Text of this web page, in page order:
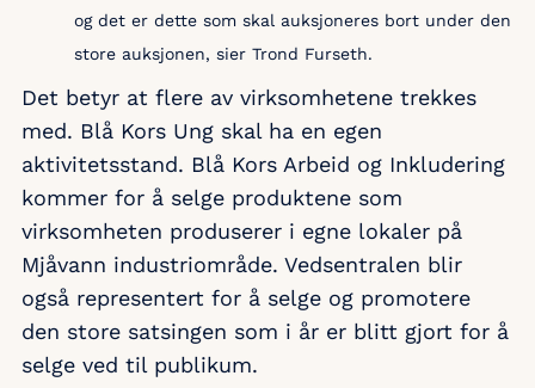
og det er dette som skal auksjoneres bort under den
store auksjonen, sier Trond Furseth.
Det betyr at flere av virksomhetene trekkes
med. Blå Kors Ung skal ha en egen
aktivitetsstand. Blå Kors Arbeid og Inkludering
kommer for å selge produktene som
virksomheten produserer i egne lokaler på
Mjåvann industriområde. Vedsentralen blir
også representert for å selge og promotere
den store satsingen som i år er blitt gjort for å
selge ved til publikum.